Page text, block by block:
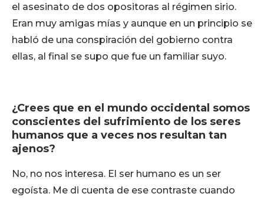
el asesinato de dos opositoras al régimen sirio.
Eran muy amigas mías y aunque en un principio se
habló de una conspiración del gobierno contra
ellas, al final se supo que fue un familiar suyo.
¿Crees que en el mundo occidental somos
conscientes del sufrimiento de los seres
humanos que a veces nos resultan tan
ajenos?
No, no nos interesa. El ser humano es un ser
egoísta. Me di cuenta de ese contraste cuando